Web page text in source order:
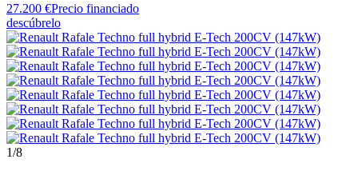
27.200 €Precio financiado
descúbrelo
1/8